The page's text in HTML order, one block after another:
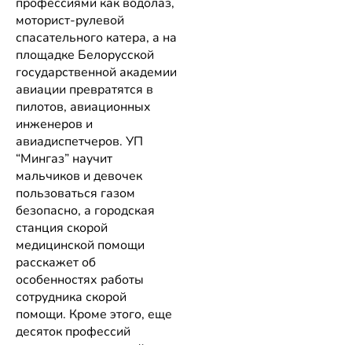
моторист-рулевой
спасательного катера, а на
площадке Белорусской
государственной академии
авиации превратятся в
пилотов, авиационных
инженеров и
авиадиспетчеров. УП
“Мингаз” научит
мальчиков и девочек
пользоваться газом
безопасно, а городская
станция скорой
медицинской помощи
расскажет об
особенностях работы
сотрудника скорой
помощи. Кроме этого, еще
десяток профессий